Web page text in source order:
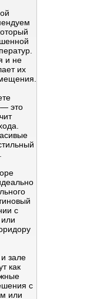
и не
их
— это
с
зале
как
с
или